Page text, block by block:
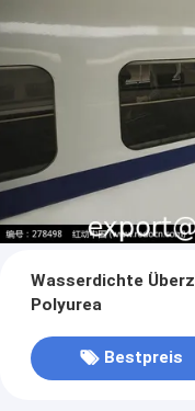
Wasserdichte
Polyurea
Bestpreis